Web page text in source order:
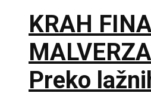
KRAH
Preko